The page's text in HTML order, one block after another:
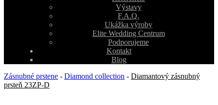
Výstavy
F.A.Q.
Ukážka výroby
Elite Wedding Centrum
Podporujeme
Kontakt
Blog
Zásnubné prstene - Diamond collection - Diamantový zásnubný
prsteň 23ZP-D